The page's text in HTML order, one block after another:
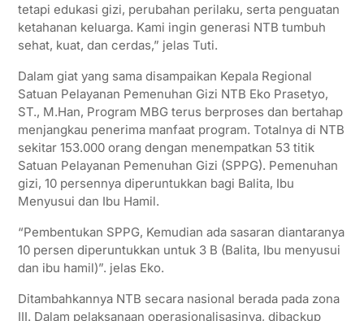
tetapi edukasi gizi, perubahan perilaku, serta penguatan
ketahanan keluarga. Kami ingin generasi NTB tumbuh
sehat, kuat, dan cerdas,” jelas Tuti.
Dalam giat yang sama disampaikan Kepala Regional
Satuan Pelayanan Pemenuhan Gizi NTB Eko Prasetyo,
ST., M.Han, Program MBG terus berproses dan bertahap
menjangkau penerima manfaat program. Totalnya di NTB
sekitar 153.000 orang dengan menempatkan 53 titik
Satuan Pelayanan Pemenuhan Gizi (SPPG). Pemenuhan
gizi, 10 persennya diperuntukkan bagi Balita, Ibu
Menyusui dan Ibu Hamil.
“Pembentukan SPPG, Kemudian ada sasaran diantaranya
10 persen diperuntukkan untuk 3 B (Balita, Ibu menyusui
dan ibu hamil)”. jelas Eko.
Ditambahkannya NTB secara nasional berada pada zona
III. Dalam pelaksanaan operasionalisasinya, dibackup